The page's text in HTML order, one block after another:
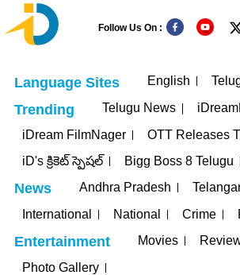
Follow Us On :
Language Sites English
Trending Telugu News
iDream FilmNager
OTT Releases
iD's క్రికెట్ స్పెషల్
Bigg Boss 8 Telugu
News Andhra Pradesh
International
National Crime
Entertainment Movies
Photo Gallery